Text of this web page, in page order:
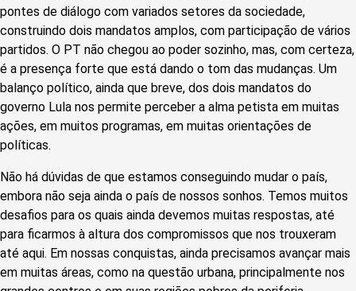
pontes de diálogo com variados setores da sociedade,
construindo dois mandatos amplos, com participação de vários
partidos. O PT não chegou ao poder sozinho, mas, com certeza,
é a presença forte que está dando o tom das mudanças. Um
balanço político, ainda que breve, dos dois mandatos do
governo Lula nos permite perceber a alma petista em muitas
ações, em muitos programas, em muitas orientações de
políticas.
Não há dúvidas de que estamos conseguindo mudar o país,
embora não seja ainda o país de nossos sonhos. Temos muitos
desafios para os quais ainda devemos muitas respostas, até
para ficarmos à altura dos compromissos que nos trouxeram
até aqui. Em nossas conquistas, ainda precisamos avançar mais
em muitas áreas, como na questão urbana, principalmente nos